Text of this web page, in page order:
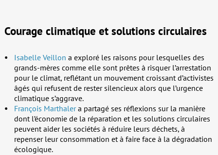
Courage climatique et solutions circulaires
Isabelle Veillon a exploré les raisons pour lesquelles des
grands-mères comme elle sont prêtes à risquer l’arrestation
pour le climat, reflétant un mouvement croissant d’activistes
âgés qui refusent de rester silencieux alors que l’urgence
climatique s’aggrave.
François Marthalera partagé ses réflexions sur la manière
dont l’économie de la réparation et les solutions circulaires
peuvent aider les sociétés à réduire leurs déchets, à
repenser leur consommation et à faire face à la dégradation
écologique.